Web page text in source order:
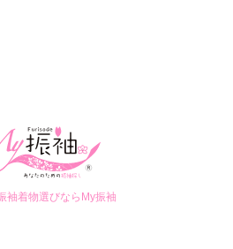
袖着物選びならMy振袖